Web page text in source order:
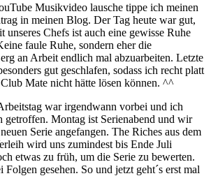
Musikvideo lausche tippe ich meinen
in meinen Blog. Der Tag heute war gut,
unseres Chefs ist auch eine gewisse Ruhe
faule Ruhe, sondern eher die
an Arbeit endlich mal abzuarbeiten. Letzte
gut geschlafen, sodass ich recht platt
Mate nicht hätte lösen können. ^^
war irgendwann vorbei und ich
getroffen. Montag ist Serienabend und wir
Serie angefangen. The Riches aus dem
wird uns zumindest bis Ende Juli
etwas zu früh, um die Serie zu bewerten.
Folgen gesehen. So und jetzt geht´s erst mal